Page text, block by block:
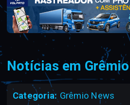
Notícias em
Categoria: Grêmio News